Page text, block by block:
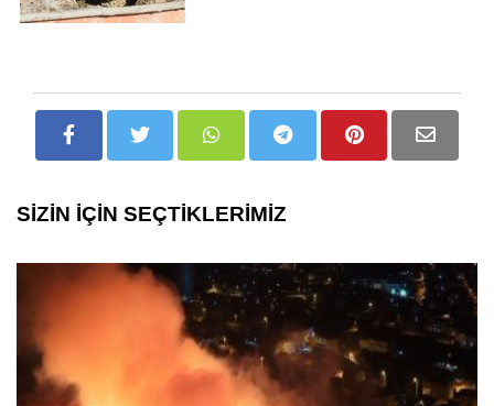
SİZİN İÇİN SEÇTİKLERİMİZ